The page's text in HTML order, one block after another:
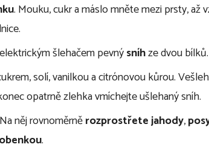
. Mouku, cukr a máslo mněte mezi prsty, až
šlehačem pevnýsníhze dvou bílků.
solí, vanilkou a citrónovou kůrou.
opatrně zlehka vmíchejte ušlehaný sníh.
něj rovnoměrněrozprostřete jahody,
.